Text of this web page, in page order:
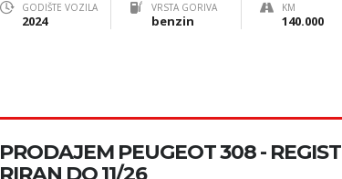
GODIŠTE VOZILA
2024
VRSTA GORIVA
benzin
KM
140.000
PRODAJEM PEUGEOT 308 - REGIST
RIRAN DO 11/26